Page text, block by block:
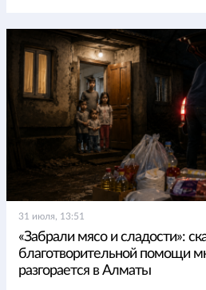
31 июля, 13:51
«Забрали мясо и сладости»:
благотворительной помощи
разгорается в Алматы